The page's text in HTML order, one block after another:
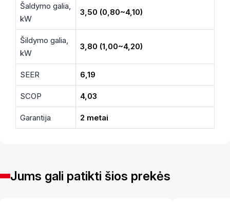
Šaldymo galia,
kW
3,50 (0,80~4,10)
Šildymo galia,
kW
3,80 (1,00~4,20)
SEER 6,19
SCOP 4,03
Garantija 2 metai
Jums gali patikti šios prekės